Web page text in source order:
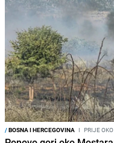
/BOSNA I HERCEGOVINA I PRIJE